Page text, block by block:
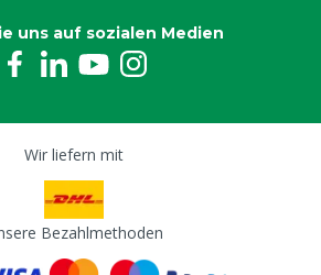
uns auf sozialen Medien
Wir liefern mit
Bezahlmethoden